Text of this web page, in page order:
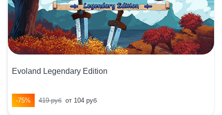
Evoland Legendary Edition
-75% 419 руб от 104 руб